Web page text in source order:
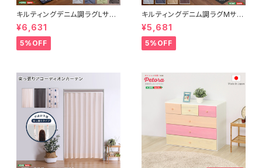
キルティングデニム調ラグLサイ
ズ(190x240cm)オールシーズ
ン、滑り止め付き、手洗い対応【D
erid-デリッド-】 DRG-L
¥6,631
5%OFF
キルティングデニム調ラグMサイ
ズ(185x185cm)オールシーズ
ン、滑り止め付き、手洗い対応【D
erid-デリッド-】 DRG-M
¥5,681
5%OFF